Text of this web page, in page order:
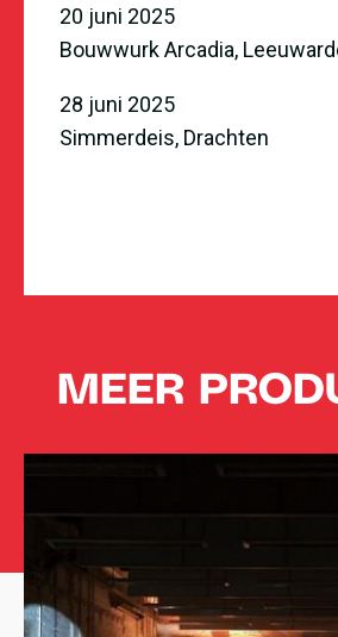
20 juni 2025
Bouwwurk Arcadia,
28 juni 2025
Simmerdeis, Drachten
MEER